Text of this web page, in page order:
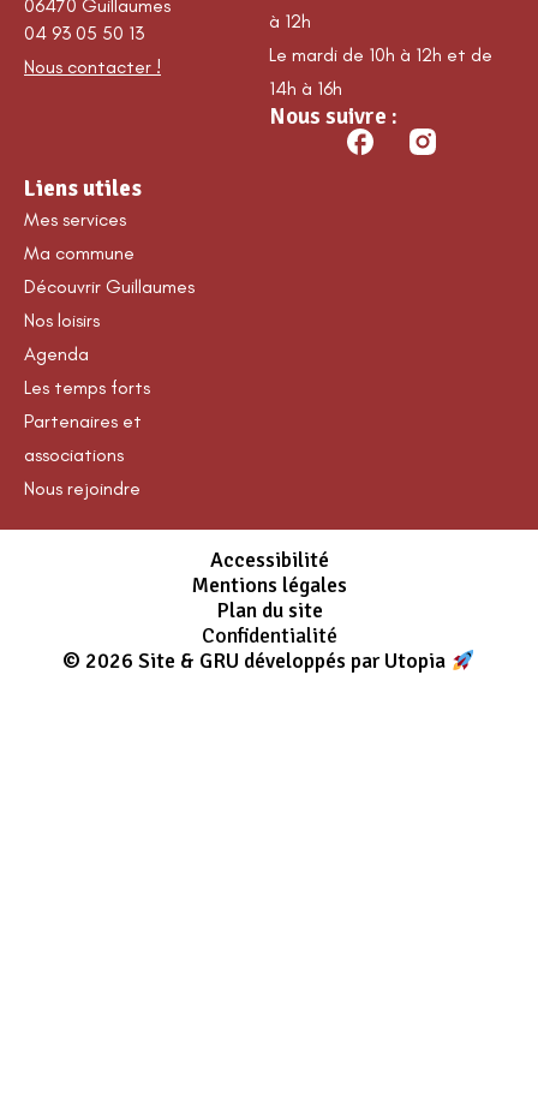
06470 Guillaumes
04 93 05 50 13
Nous contacter !
à 12h
Le mardi de 10h à 12h et de
14h à 16h
Nous suivre :
Liens utiles
Mes services
Ma commune
Découvrir Guillaumes
Nos loisirs
Agenda
Les temps forts
Partenaires et
associations
Nous rejoindre
Accessibilité
Mentions légales
Plan du site
Confidentialité
© 2026 Site & GRU développés par Utopia